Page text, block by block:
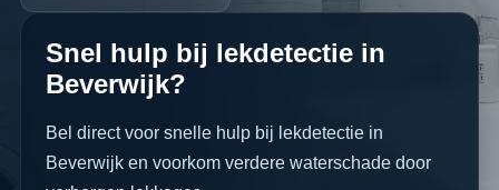
Snel hulp bij lekdetectie in
Beverwijk?
Bel direct voor snelle hulp bij lekdetectie in
Beverwijk en voorkom verdere waterschade door